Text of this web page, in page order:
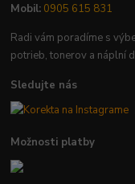
Mobil: 0905 615 831
Radi vám poradíme s
potrieb, tonerov a náplní
Sledujte nás
Možnosti platby